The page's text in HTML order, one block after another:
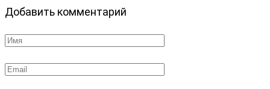
Добавить комментарий
Имя
Email